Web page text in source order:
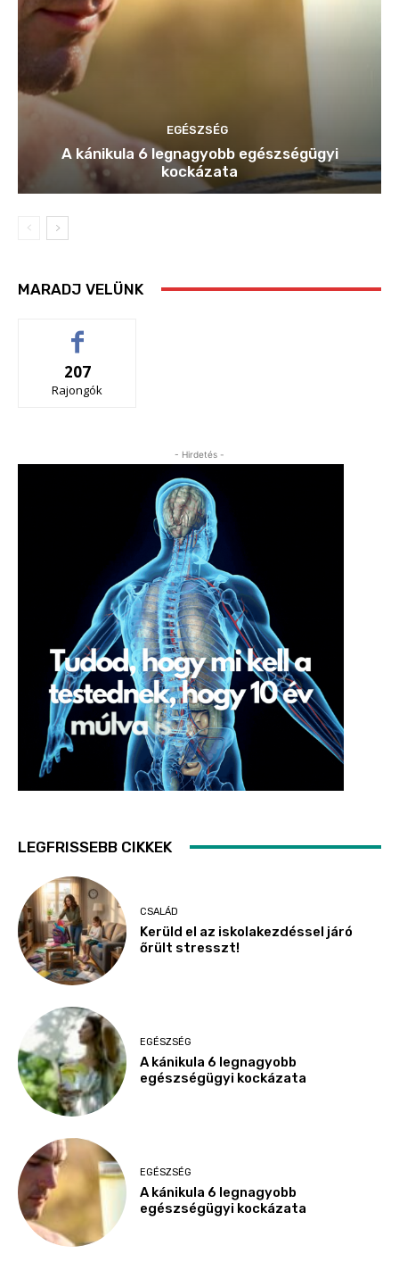
EGÉSZSÉG
A kánikula 6 legnagyobb egészségügyi
kockázata
MARADJ VELÜNK
207
Rajongók
- Hirdetés -
LEGFRISSEBB CIKKEK
CSALÁD
Kerüld el az iskolakezdéssel járó
őrült stresszt!
EGÉSZSÉG
A kánikula 6 legnagyobb
egészségügyi kockázata
EGÉSZSÉG
A kánikula 6 legnagyobb
egészségügyi kockázata